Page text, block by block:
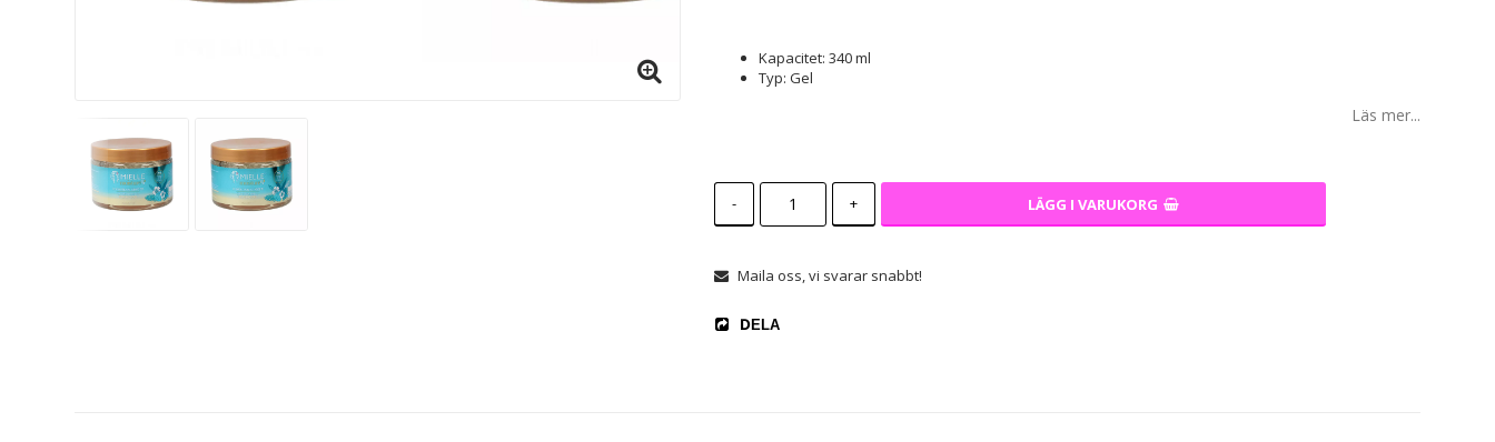
Kapacitet: 340 ml
Typ: Gel
Läs mer...
- + LÄGG I VARUKORG
Maila oss, vi svarar snabbt!
DELA